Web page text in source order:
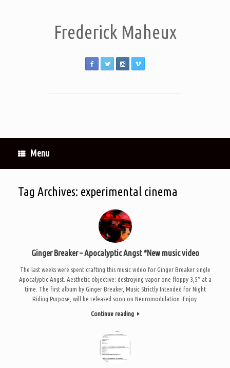
Frederick Maheux
Menu
Tag Archives: experimental cinema
Ginger Breaker – Apocalyptic Angst *New music video
The last weeks were spent crafting this music video for Ginger Breaker single
Apocalyptic Angst. Aesthetic objective: destroying vapor one floppy 3,5″ at a
time. The first album by Ginger Breaker, Music Strictly Intended for Night
Riding Purpose, will be released soon on Neuromodulation. Enjoy.
Continue reading